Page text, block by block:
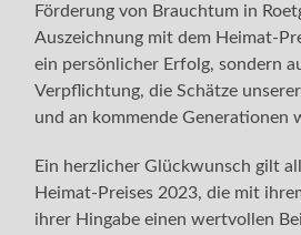
Förderung von Brauchtum in
Auszeichnung mit dem Heimat-
ein persönlicher Erfolg, sondern
Verpflichtung, die Schätze
und an kommende Generationen
Ein herzlicher Glückwunsch gilt
Heimat-Preises 2023, die mit
ihrer Hingabe einen wertvollen